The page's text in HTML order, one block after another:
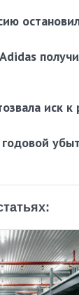
иск